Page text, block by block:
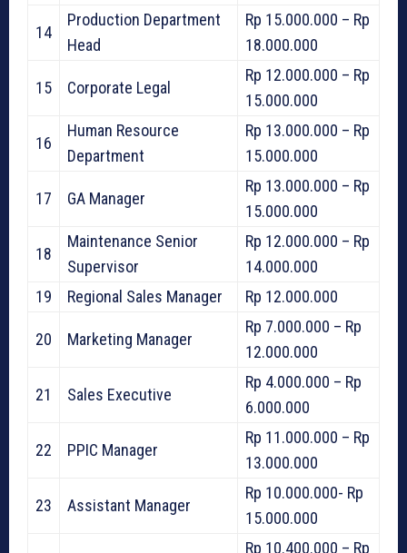
14
Production Department
Head
Rp 15.000.000 – Rp
18.000.000
15 Corporate Legal
Rp 12.000.000 – Rp
15.000.000
16
Human Resource
Department
Rp 13.000.000 – Rp
15.000.000
17 GA Manager
Rp 13.000.000 – Rp
15.000.000
18
Maintenance Senior
Supervisor
Rp 12.000.000 – Rp
14.000.000
19
Regional Sales Manager Rp 12.000.000
20 Marketing Manager
Rp 7.000.000 – Rp
12.000.000
21 Sales Executive
Rp 4.000.000 – Rp
6.000.000
22 PPIC Manager
Rp 11.000.000 – Rp
13.000.000
23 Assistant Manager
Rp 10.000.000- Rp
15.000.000
Rp 10.400.000 – Rp